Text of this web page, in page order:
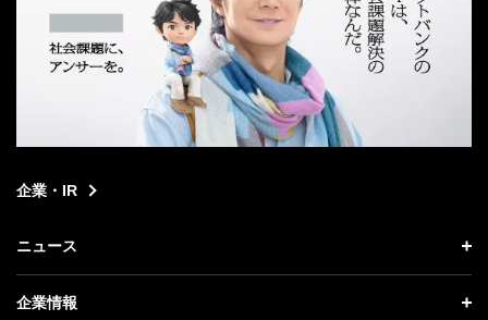
企業・IR
ニュース
ニュース トップ
企業情報